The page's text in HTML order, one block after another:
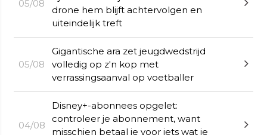
05/08
drone hem blijft achtervolgen en
uiteindelijk treft
05/08
Gigantische ara zet jeugdwedstrijd
volledig op z'n kop met
verrassingsaanval op voetballer
04/08
Disney+-abonnees opgelet:
controleer je abonnement, want
misschien betaal je voor iets wat je